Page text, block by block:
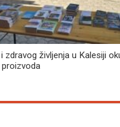
zdravog življenja u Kalesiji